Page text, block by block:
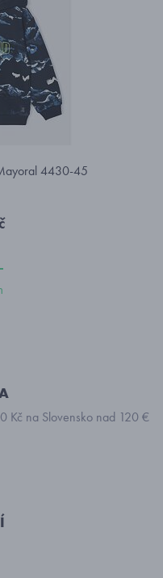
4430-45
Kč na Slovensko nad 120 €